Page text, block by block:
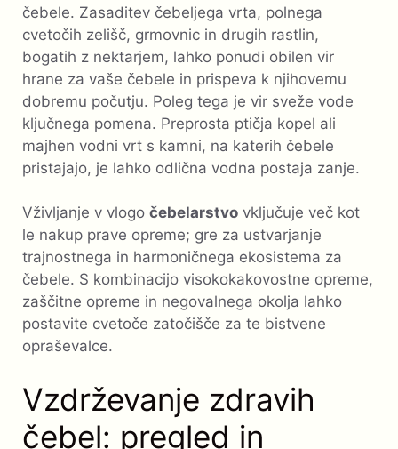
čebele. Zasaditev čebeljega vrta, polnega
cvetočih zelišč, grmovnic in drugih rastlin,
bogatih z nektarjem, lahko ponudi obilen vir
hrane za vaše čebele in prispeva k njihovemu
dobremu počutju. Poleg tega je vir sveže vode
ključnega pomena. Preprosta ptičja kopel ali
majhen vodni vrt s kamni, na katerih čebele
pristajajo, je lahko odlična vodna postaja zanje.
Vživljanje v vlogo čebelarstvo vključuje več kot
le nakup prave opreme; gre za ustvarjanje
trajnostnega in harmoničnega ekosistema za
čebele. S kombinacijo visokokakovostne opreme,
zaščitne opreme in negovalnega okolja lahko
postavite cvetoče zatočišče za te bistvene
opraševalce.
Vzdrževanje zdravih
čebel: pregled in